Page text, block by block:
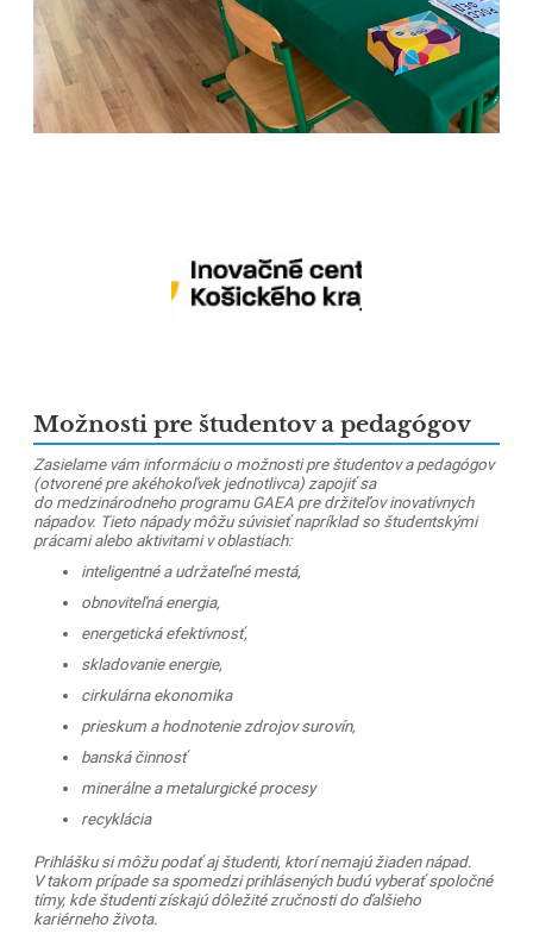
Možnosti pre študentov a pedagógov
Zasielame vám informáciu o možnosti pre študentov a pedagógov
(otvorené pre akéhokoľvek jednotlivca) zapojiť sa
do medzinárodneho programu GAEA pre držiteľov inovatívnych
nápadov. Tieto nápady môžu súvisieť napríklad so študentskými
prácami alebo aktivitami v oblastiach:
inteligentné a udržateľné mestá,
obnoviteľná energia,
energetická efektívnosť,
skladovanie energie,
cirkulárna ekonomika
prieskum a hodnotenie zdrojov surovín,
banská činnosť
minerálne a metalurgické procesy
recyklácia
Prihlášku si môžu podať aj študenti, ktorí nemajú žiaden nápad.
V takom prípade sa spomedzi prihlásených budú vyberať spoločné
tímy, kde študenti získajú dôležité zručnosti do ďalšieho
kariérneho života.